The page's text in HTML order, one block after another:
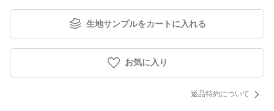
生地サンプルをカートに入れる
お気に入り
返品特約について